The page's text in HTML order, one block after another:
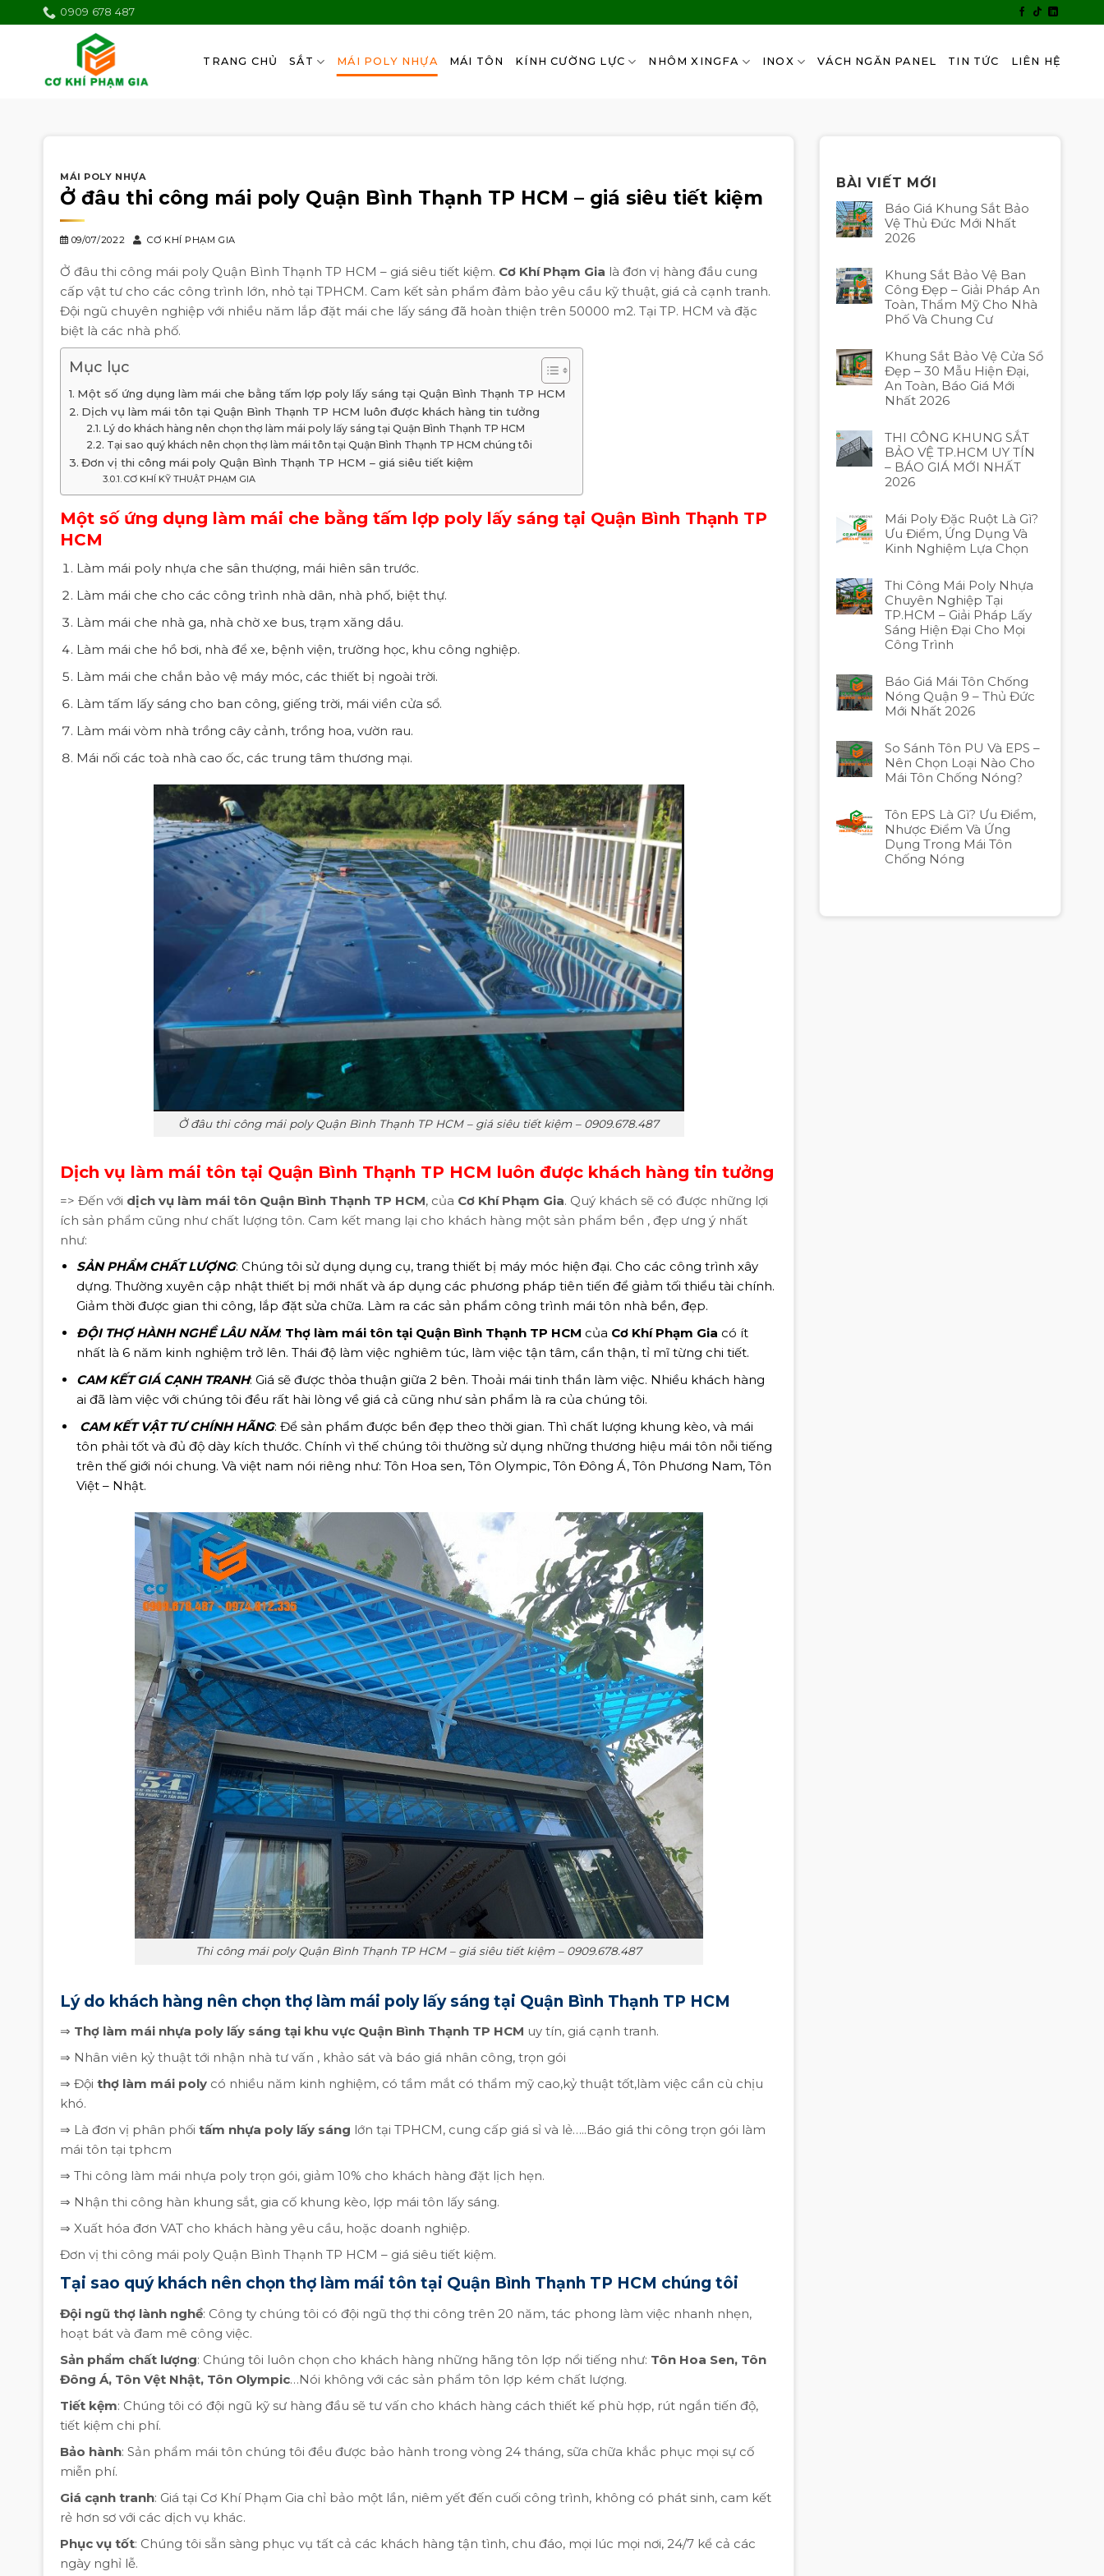
0909 678 487
TRANG CHỦ SẮT MÁI POLY NHỰA MÁI TÔN KÍNH CƯỜNG LỰC NHÔM XINGFA INOX VÁCH NGĂN PANEL TIN TỨC LIÊN HỆ
MÁI POLY NHỰA
Ở đâu thi công mái poly Quận Bình Thạnh TP HCM – giá siêu tiết kiệm
09/07/2022 CƠ KHÍ PHẠM GIA
Ở đâu thi công mái poly Quận Bình Thạnh TP HCM – giá siêu tiết kiệm. Cơ Khí Phạm Gia là đơn vị hàng đầu cung
cấp vật tư cho các công trình lớn, nhỏ tại TPHCM. Cam kết sản phẩm đảm bảo yêu cầu kỹ thuật, giá cả cạnh tranh.
Đội ngũ chuyên nghiệp với nhiều năm lắp đặt mái che lấy sáng đã hoàn thiện trên 50000 m2. Tại TP. HCM và đặc
biệt là các nhà phố.
Mục lục
Một số ứng dụng làm mái che bằng tấm lợp poly lấy sáng tại Quận Bình Thạnh TP HCM
Dịch vụ làm mái tôn tại Quận Bình Thạnh TP HCM luôn được khách hàng tin tưởng
Lý do khách hàng nên chọn thợ làm mái poly lấy sáng tại Quận Bình Thạnh TP HCM
Tại sao quý khách nên chọn thợ làm mái tôn tại Quận Bình Thạnh TP HCM chúng tôi
Đơn vị thi công mái poly Quận Bình Thạnh TP HCM – giá siêu tiết kiệm
CƠ KHÍ KỸ THUẬT PHẠM GIA
Một số ứng dụng làm mái che bằng tấm lợp poly lấy sáng tại Quận Bình Thạnh TP
HCM
Làm mái poly nhựa che sân thượng, mái hiên sân trước.
Làm mái che cho các công trình nhà dân, nhà phố, biệt thự.
Làm mái che nhà ga, nhà chờ xe bus, trạm xăng dầu.
Làm mái che hồ bơi, nhà để xe, bệnh viện, trường học, khu công nghiệp.
Làm mái che chắn bảo vệ máy móc, các thiết bị ngoài trời.
Làm tấm lấy sáng cho ban công, giếng trời, mái viền cửa sổ.
Làm mái vòm nhà trồng cây cảnh, trồng hoa, vườn rau.
Mái nối các toà nhà cao ốc, các trung tâm thương mại.
Ở đâu thi công mái poly Quận Bình Thạnh TP HCM – giá siêu tiết kiệm – 0909.678.487
Dịch vụ làm mái tôn tại Quận Bình Thạnh TP HCM luôn được khách hàng tin tưởng
=> Đến với dịch vụ làm mái tôn Quận Bình Thạnh TP HCM, của Cơ Khí Phạm Gia. Quý khách sẽ có được những lợi
ích sản phẩm cũng như chất lượng tôn. Cam kết mang lại cho khách hàng một sản phẩm bền , đẹp ưng ý nhất
như:
SẢN PHẨM CHẤT LƯỢNG: Chúng tôi sử dụng dụng cụ, trang thiết bị máy móc hiện đại. Cho các công trình xây
dựng. Thường xuyên cập nhật thiết bị mới nhất và áp dụng các phương pháp tiên tiến để giảm tối thiểu tài chính.
Giảm thời được gian thi công, lắp đặt sửa chữa. Làm ra các sản phẩm công trình mái tôn nhà bền, đẹp.
ĐỘI THỢ HÀNH NGHỀ LÂU NĂM: Thợ làm mái tôn tại Quận Bình Thạnh TP HCM của Cơ Khí Phạm Gia có ít
nhất là 6 năm kinh nghiệm trở lên. Thái độ làm việc nghiêm túc, làm việc tận tâm, cẩn thận, tỉ mĩ từng chi tiết.
CAM KẾT GIÁ CẠNH TRANH: Giá sẽ được thỏa thuận giữa 2 bên. Thoải mái tinh thần làm việc. Nhiều khách hàng
ai đã làm việc với chúng tôi đều rất hài lòng về giá cả cũng như sản phẩm là ra của chúng tôi.
CAM KẾT VẬT TƯ CHÍNH HÃNG: Để sản phẩm được bền đẹp theo thời gian. Thì chất lượng khung kèo, và mái
tôn phải tốt và đủ độ dày kích thước. Chính vì thế chúng tôi thường sử dụng những thương hiệu mái tôn nỗi tiếng
trên thế giới nói chung. Và việt nam nói riêng như: Tôn Hoa sen, Tôn Olympic, Tôn Đông Á, Tôn Phương Nam, Tôn
Việt – Nhật.
Thi công mái poly Quận Bình Thạnh TP HCM – giá siêu tiết kiệm – 0909.678.487
Lý do khách hàng nên chọn thợ làm mái poly lấy sáng tại Quận Bình Thạnh TP HCM
⇒ Thợ làm mái nhựa poly lấy sáng tại khu vực Quận Bình Thạnh TP HCM uy tín, giá cạnh tranh.
⇒ Nhân viên kỷ thuật tới nhận nhà tư vấn , khảo sát và báo giá nhân công, trọn gói
⇒ Đội thợ làm mái poly có nhiều năm kinh nghiệm, có tầm mắt có thẩm mỹ cao,kỷ thuật tốt,làm việc cần cù chịu
khó.
⇒ Là đơn vị phân phối tấm nhựa poly lấy sáng lớn tại TPHCM, cung cấp giá sỉ và lẻ…..Báo giá thi công trọn gói làm
mái tôn tại tphcm
⇒ Thi công làm mái nhựa poly trọn gói, giảm 10% cho khách hàng đặt lịch hẹn.
⇒ Nhận thi công hàn khung sắt, gia cố khung kèo, lợp mái tôn lấy sáng.
⇒ Xuất hóa đơn VAT cho khách hàng yêu cầu, hoặc doanh nghiệp.
Đơn vị thi công mái poly Quận Bình Thạnh TP HCM – giá siêu tiết kiệm.
Tại sao quý khách nên chọn thợ làm mái tôn tại Quận Bình Thạnh TP HCM chúng tôi
Đội ngũ thợ lành nghề: Công ty chúng tôi có đội ngũ thợ thi công trên 20 năm, tác phong làm việc nhanh nhẹn,
hoạt bát và đam mê công việc.
Sản phẩm chất lượng: Chúng tôi luôn chọn cho khách hàng những hãng tôn lợp nổi tiếng như: Tôn Hoa Sen, Tôn
Đông Á, Tôn Vệt Nhật, Tôn Olympic…Nói không với các sản phẩm tôn lợp kém chất lượng.
Tiết kệm: Chúng tôi có đội ngũ kỹ sư hàng đầu sẽ tư vấn cho khách hàng cách thiết kế phù hợp, rút ngắn tiến độ,
tiết kiệm chi phí.
Bảo hành: Sản phẩm mái tôn chúng tôi đều được bảo hành trong vòng 24 tháng, sữa chữa khắc phục mọi sự cố
miễn phí.
Giá cạnh tranh: Giá tại Cơ Khí Phạm Gia chỉ bảo một lần, niêm yết đến cuối công trình, không có phát sinh, cam kết
rẻ hơn sơ với các dịch vụ khác.
Phục vụ tốt: Chúng tôi sẵn sàng phục vụ tất cả các khách hàng tận tình, chu đáo, mọi lúc mọi nơi, 24/7 kể cả các
ngày nghỉ lễ.
BÀI VIẾT MỚI
Báo Giá Khung Sắt Bảo
Vệ Thủ Đức Mới Nhất
2026
Khung Sắt Bảo Vệ Ban
Công Đẹp – Giải Pháp An
Toàn, Thẩm Mỹ Cho Nhà
Phố Và Chung Cư
Khung Sắt Bảo Vệ Cửa Sổ
Đẹp – 30 Mẫu Hiện Đại,
An Toàn, Báo Giá Mới
Nhất 2026
THI CÔNG KHUNG SẮT
BẢO VỆ TP.HCM UY TÍN
– BÁO GIÁ MỚI NHẤT
2026
Mái Poly Đặc Ruột Là Gì?
Ưu Điểm, Ứng Dụng Và
Kinh Nghiệm Lựa Chọn
Thi Công Mái Poly Nhựa
Chuyên Nghiệp Tại
TP.HCM – Giải Pháp Lấy
Sáng Hiện Đại Cho Mọi
Công Trình
Báo Giá Mái Tôn Chống
Nóng Quận 9 – Thủ Đức
Mới Nhất 2026
So Sánh Tôn PU Và EPS –
Nên Chọn Loại Nào Cho
Mái Tôn Chống Nóng?
Tôn EPS Là Gì? Ưu Điểm,
Nhược Điểm Và Ứng
Dụng Trong Mái Tôn
Chống Nóng